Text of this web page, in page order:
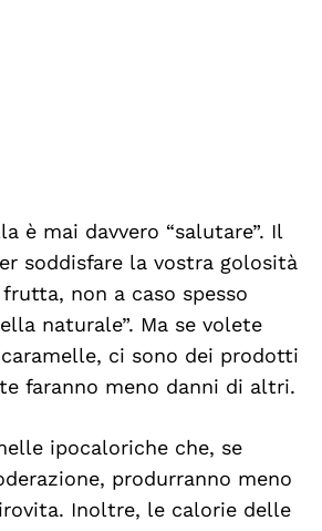
è mai davvero “salutare”. Il
soddisfare la vostra golosità
non a caso spesso
naturale”. Ma se volete
ci sono dei prodotti
faranno meno danni di altri.
ipocaloriche che, se
produrranno meno
Inoltre, le calorie delle